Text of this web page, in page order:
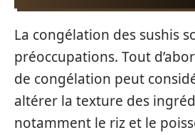
La congélation des sushis
préoccupations. Tout
de congélation peut
altérer la texture des
notamment le riz et le